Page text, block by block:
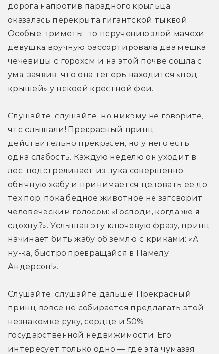
дорога напротив парадного крыльца
оказалась перекрыта гигантской тыквой.
Особые приметы: по поручению злой мачехи
девушка вручную рассортировала два мешка
чечевицы с горохом и на этой почве сошла с
ума, заявив, что она теперь находится «под
крышей» у некоей крестной феи.
Слушайте, слушайте, но никому не говорите,
что слышали! Прекрасный принц
действительно прекрасен, но у него есть
одна слабость. Каждую неделю он уходит в
лес, подстреливает из лука совершенно
обычную жабу и принимается целовать ее до
тех пор, пока бедное животное не заговорит
человеческим голосом: «Господи, когда же я
сдохну?». Услышав эту ключевую фразу, принц
начинает бить жабу об землю с криками: «А
ну-ка, быстро превращайся в Памелу
Андерсон!».
Слушайте, слушайте дальше! Прекрасный
принц вовсе не собирается предлагать этой
незнакомке руку, сердце и 50%
государственной недвижимости. Его
интересует только одно — где эта чумазая